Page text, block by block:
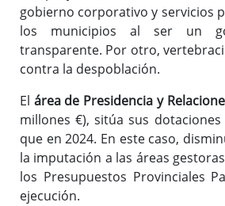
gobierno corporativo y servicios
los municipios al ser un
transparente. Por otro,
contra la despoblación.
El área de Presidencia y
millones €), sitúa sus
que en 2024. En este caso,
la imputación a las áreas
los Presupuestos Provinciales
ejecución.